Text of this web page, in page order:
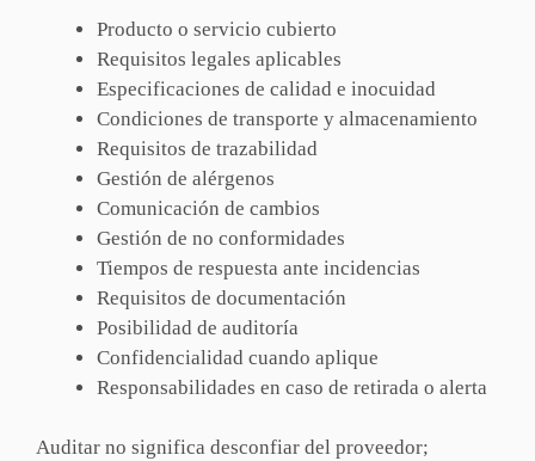
Producto o servicio cubierto
Requisitos legales aplicables
Especificaciones de calidad e inocuidad
Condiciones de transporte y almacenamiento
Requisitos de trazabilidad
Gestión de alérgenos
Comunicación de cambios
Gestión de no conformidades
Tiempos de respuesta ante incidencias
Requisitos de documentación
Posibilidad de auditoría
Confidencialidad cuando aplique
Responsabilidades en caso de retirada o alerta
Auditar no significa desconfiar del proveedor;